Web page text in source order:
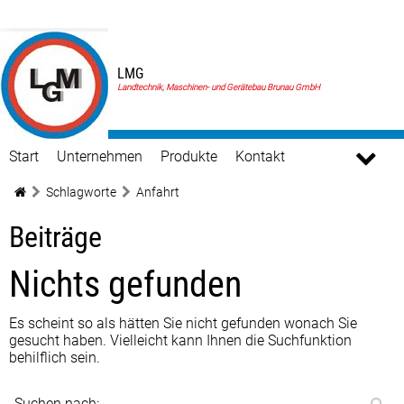
LMG
Landtechnik, Maschinen- und Gerätebau Brunau GmbH
Start Unternehmen Produkte Kontakt
Schlagworte Anfahrt
Beiträge
Nichts gefunden
Es scheint so als hätten Sie nicht gefunden wonach Sie
gesucht haben. Vielleicht kann Ihnen die Suchfunktion
behilflich sein.